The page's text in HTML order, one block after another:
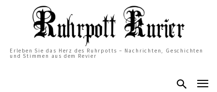
Erleben Sie das Herz des Ruhrpotts – Nachrichten, Geschichten
und Stimmen aus dem Revier